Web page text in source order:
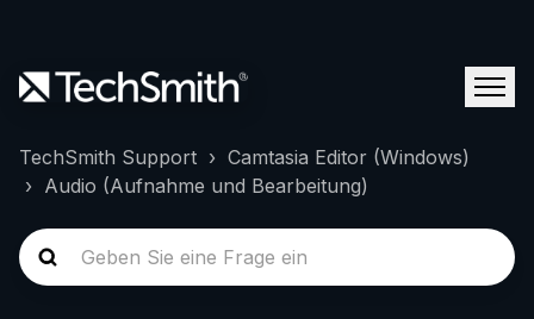
TechSmith Support
Camtasia Editor (Windows)
Audio (Aufnahme und Bearbeitung)